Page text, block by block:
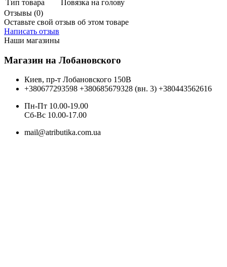
Тип товара
Повязка на голову
Отзывы (0)
Оставьте свой отзыв об этом товаре
Написать отзыв
Наши магазины
Магазин на Лобановского
Киев, пр-т Лобановского 150В
+380677293598 +380685679328 (вн. 3) +380443562616
Пн-Пт 10.00-19.00
Cб-Вс 10.00-17.00
mail@atributika.com.ua